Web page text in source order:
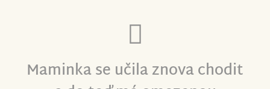
ostatní sbírky na tuto léčbu, kde se
ostatním daří a léčba jim po velmi krátké
době zabrala a přesto, že jsem za to ráda,
že jim to pomohlo, je to pro mě velmi
Maminka se učila znova chodit